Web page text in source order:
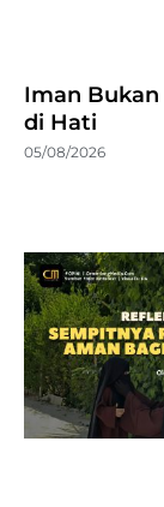
Iman Bukan
di Hati
05/08/2026